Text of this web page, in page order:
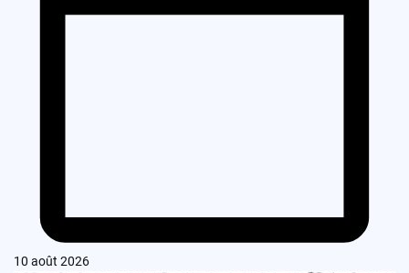
10 août 2026